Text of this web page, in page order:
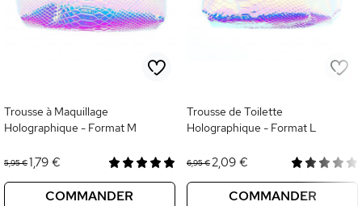
Trousse à Maquillage
Holographique - Format M
5,95 €1,79 €
COMMANDER
Trousse de Toilette
Holographique - Format L
6,95 €2,09 €
COMMANDER